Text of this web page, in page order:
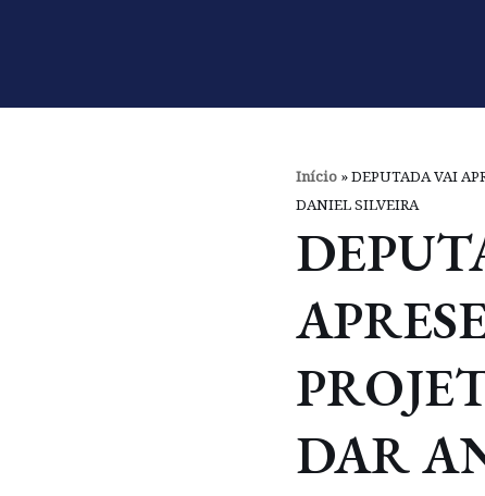
o
Início »DEPUTADA VAI
DANIEL SILVEIRA
DAR